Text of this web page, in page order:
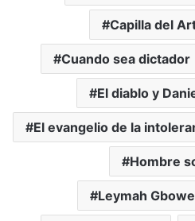
Capilla del
Cuando sea dictador
El diablo y
El evangelio de la
Hombre
Leymah